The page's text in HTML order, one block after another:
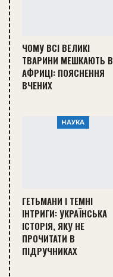
ЧОМУ ВСІ ВЕЛИКІ
ТВАРИНИ МЕШКАЮТЬ В
АФРИЦІ: ПОЯСНЕННЯ
ВЧЕНИХ
НАУКА
ГЕТЬМАНИ І ТЕМНІ
ІНТРИГИ: УКРАЇНСЬКА
ІСТОРІЯ, ЯКУ НЕ
ПРОЧИТАТИ В
ПІДРУЧНИКАХ